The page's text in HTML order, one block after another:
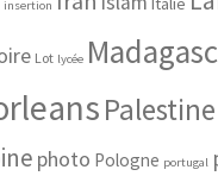
insertion
Lot lycée
Palestine
photo Pologne portugal